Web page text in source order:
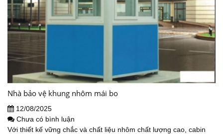
Nhà bảo vệ khung nhôm mái bo
12/08/2025
Chưa có bình luận
Với thiết kế vững chắc và chất liệu nhôm chất lượng cao, cabin